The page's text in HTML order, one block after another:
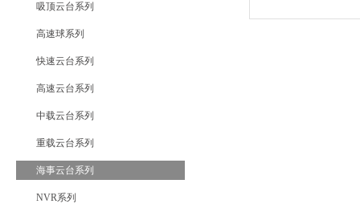
吸顶云台系列
高速球系列
快速云台系列
高速云台系列
中载云台系列
重载云台系列
海事云台系列
NVR系列